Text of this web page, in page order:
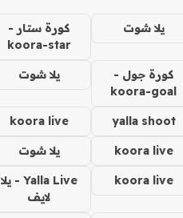
يلا شوت
كورة ستار -
koora-star
كورة جول -
koora-goal
يلا شوت
yalla shoot
koora live
koora live يلا شوت
koora live
Yalla Live - يلا
لايف